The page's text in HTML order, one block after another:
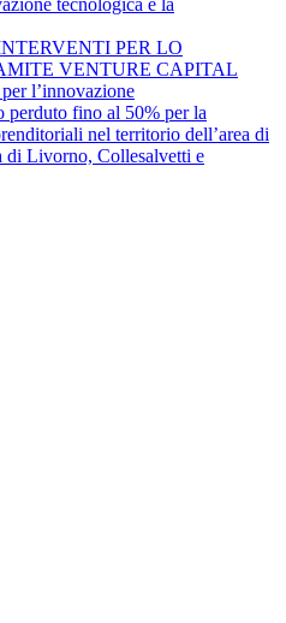
tecnologica e la
PER LO
VENTURE CAPITAL
l’innovazione
fino al 50% per la
nel territorio dell’area di
di Livorno, Collesalvetti e